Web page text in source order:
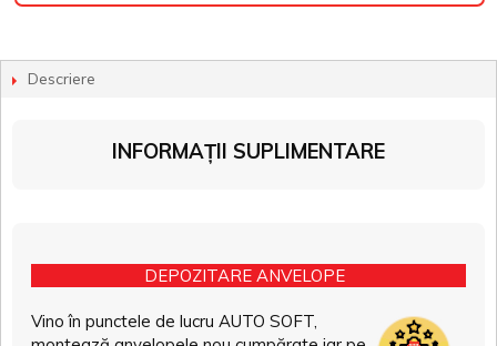
Descriere
INFORMAȚII SUPLIMENTARE
DEPOZITARE ANVELOPE
Vino în punctele de lucru AUTO SOFT,